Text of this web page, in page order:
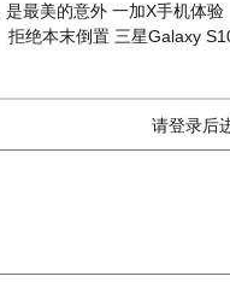
最美的意外 一加X手机体验
拒绝本末倒置 三星Galaxy
请登录后